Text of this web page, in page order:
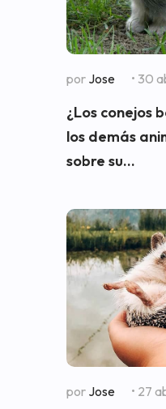
por Jose • 30
¿Los conejos
los demás
sobre su...
por Jose • 27